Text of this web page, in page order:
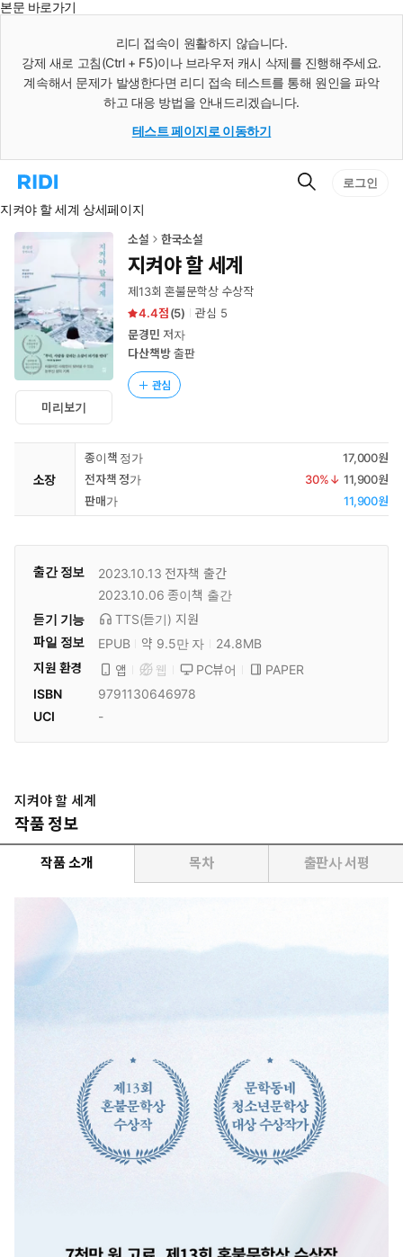
본문 바로가기
리디 접속이 원활하지 않습니다.
강제 새로 고침(Ctrl + F5)이나 브라우저 캐시 삭제를 진행해주세요.
계속해서 문제가 발생한다면 리디 접속 테스트를 통해 원인을 파악
하고 대응 방법을 안내드리겠습니다.
테스트 페이지로 이동하기
리
홈
로
이
동
검
로그인
지켜야 할 세계 상세페이지
미리보기
소설 한국소설
지켜야 할 세계
제13회 혼불문학상 수상작
4.4
(5) 관심 5
문경민 저자
다산책방출판
관심
소장
종이책 정가
17,000원
전자책 정가
30%↓ 11,900원
판매가
11,900원
출간 정보 2023.10.13 전자책 출간
2023.10.06 종이책 출간
듣기 기능
TTS(듣기) 지원
파일 정보
EPUB 약 9.5만 자
24.8MB
지원 환경
앱 웹 PC뷰어
PAPER
ISBN
9791130646978
UCI
-
지켜야 할 세계
작품 정보
작품 소개 목차 출판사 서평